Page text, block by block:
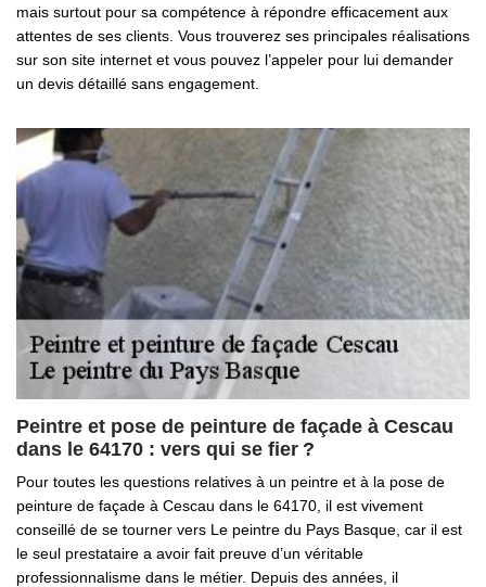
mais surtout pour sa compétence à répondre efficacement aux
attentes de ses clients. Vous trouverez ses principales réalisations
sur son site internet et vous pouvez l’appeler pour lui demander
un devis détaillé sans engagement.
Peintre et pose de peinture de façade à Cescau
dans le 64170 : vers qui se fier ?
Pour toutes les questions relatives à un peintre et à la pose de
peinture de façade à Cescau dans le 64170, il est vivement
conseillé de se tourner vers Le peintre du Pays Basque, car il est
le seul prestataire a avoir fait preuve d’un véritable
professionnalisme dans le métier. Depuis des années, il